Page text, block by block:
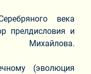
века
прелдисловия и
Михайлова.
(эволюция